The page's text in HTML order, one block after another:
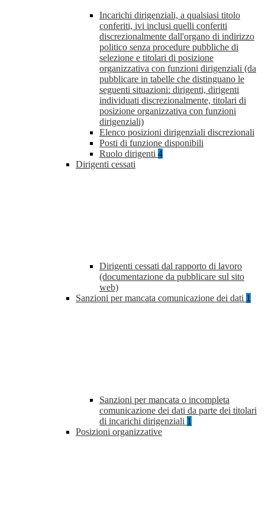
Incarichi dirigenziali, a qualsiasi titolo
conferiti, ivi inclusi quelli conferiti
discrezionalmente dall'organo di indirizzo
politico senza procedure pubbliche di
selezione e titolari di posizione
organizzativa con funzioni dirigenziali (da
pubblicare in tabelle che distinguano le
seguenti situazioni: dirigenti, dirigenti
individuati discrezionalmente, titolari di
posizione organizzativa con funzioni
dirigenziali)
Elenco posizioni dirigenziali discrezionali
Posti di funzione disponibili
Ruolo dirigenti 4
Dirigenti cessati
Dirigenti cessati dal rapporto di lavoro
(documentazione da pubblicare sul sito
web)
Sanzioni per mancata comunicazione dei dati 1
Sanzioni per mancata o incompleta
comunicazione dei dati da parte dei titolari
di incarichi dirigenziali 1
Posizioni organizzative